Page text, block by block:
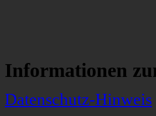
Informationen
Datenschutz-Hinweis